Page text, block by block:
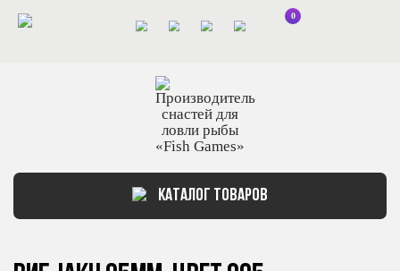
КАТАЛОГ ТОВАРОВ